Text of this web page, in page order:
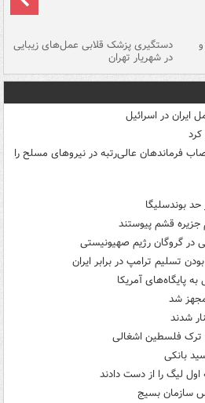
دستگیری پزشک قلابی عمل‌های زیبایی
در شهریار تهران
ایران در اسرائیل
فرماندهان عالی‌رتبه در نیروهای مسلح را
بوندسلیگا
جزیره قشم پیوستند
تسلیم ترامپ در برابر ایران
پایگاه‌های آمریکا
مجهز شد
بانکی
سازمان بسیج